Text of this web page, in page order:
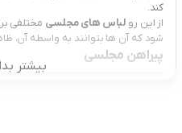
کند.
از این رو لباس های مجلسی مختلفی
شود که آن ها بتوانند به واسطه آن،
پیراهن مجلسی
بیشتر